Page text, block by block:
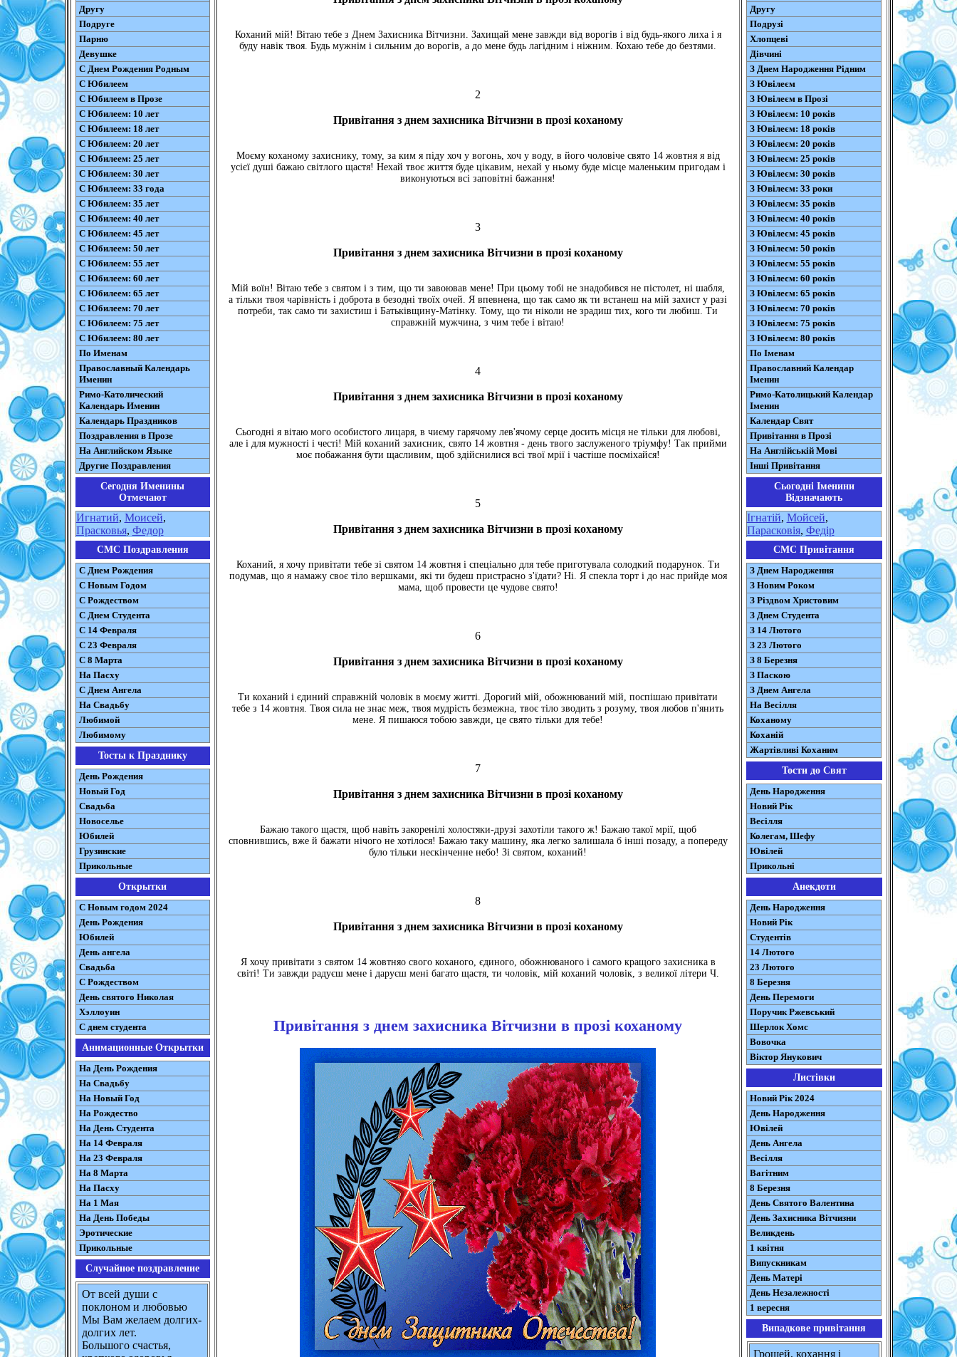
Другу
Подруге
Парню
Девушке
С Днем Рождения Родным
С Юбилеем
С Юбилеем в Прозе
С Юбилеем: 10 лет
С Юбилеем: 18 лет
С Юбилеем: 20 лет
С Юбилеем: 25 лет
С Юбилеем: 30 лет
С Юбилеем: 33 года
С Юбилеем: 35 лет
С Юбилеем: 40 лет
С Юбилеем: 45 лет
С Юбилеем: 50 лет
С Юбилеем: 55 лет
С Юбилеем: 60 лет
С Юбилеем: 65 лет
С Юбилеем: 70 лет
С Юбилеем: 75 лет
С Юбилеем: 80 лет
По Именам
Православный Календарь
Именин
Римо-Католический
Календарь Именин
Календарь Праздников
Поздравления в Прозе
На Английском Языке
Другие Поздравления
Сегодня Именины
Отмечают
Игнатий, Моисей,
Прасковья, Федор
СМС Поздравления
С Днем Рождения
С Новым Годом
С Рождеством
C Днем Студента
С 14 Февраля
С 23 Февраля
С 8 Марта
На Пасху
C Днем Ангела
На Свадьбу
Любимой
Любимому
Тосты к Празднику
День Рождения
Новый Год
Свадьба
Новоселье
Юбилей
Грузинские
Прикольные
Открытки
С Новым годом 2024
День Рождения
Юбилей
День ангела
Свадьба
С Рождеством
День святого Николая
Хэллоуин
С днем студента
Анимационные Открытки
На День Рождения
На Свадьбу
На Новый Год
На Рождество
На День Студента
На 14 Февраля
На 23 Февраля
На 8 Марта
На Пасху
На 1 Мая
На День Победы
Эротические
Прикольные
Случайное поздравление
От всей души с
поклоном и любовью
Мы Вам желаем долгих-
долгих лет.
Большого счастья,
Коханий мій! Вітаю тебе з Днем Захисника Вітчизни. Захищай мене завжди від ворогів і від будь-якого лиха і я
буду навік твоя. Будь мужнім і сильним до ворогів, а до мене будь лагідним і ніжним. Кохаю тебе до безтями.
2
Привітання з днем захисника Вітчизни в прозі коханому
Моєму коханому захиснику, тому, за ким я піду хоч у вогонь, хоч у воду, в його чоловіче свято 14 жовтня я від
усієї душі бажаю світлого щастя! Нехай твоє життя буде цікавим, нехай у ньому буде місце маленьким пригодам і
виконуються всі заповітні бажання!
3
Привітання з днем захисника Вітчизни в прозі коханому
Мій воїн! Вітаю тебе з святом і з тим, що ти завоював мене! При цьому тобі не знадобився не пістолет, ні шабля,
а тільки твоя чарівність і доброта в безодні твоїх очей. Я впевнена, що так само як ти встанеш на мій захист у разі
потреби, так само ти захистиш і Батьківщину-Матінку. Тому, що ти ніколи не зрадиш тих, кого ти любиш. Ти
справжній мужчина, з чим тебе і вітаю!
4
Привітання з днем захисника Вітчизни в прозі коханому
Сьогодні я вітаю мого особистого лицаря, в чиєму гарячому лев'ячому серце досить місця не тільки для любові,
але і для мужності і честі! Мій коханий захисник, свято 14 жовтня - день твого заслуженого тріумфу! Так прийми
моє побажання бути щасливим, щоб здійснилися всі твої мрії і частіше посміхайся!
5
Привітання з днем захисника Вітчизни в прозі коханому
Коханий, я хочу привітати тебе зі святом 14 жовтня і спеціально для тебе приготувала солодкий подарунок. Ти
подумав, що я намажу своє тіло вершками, які ти будеш пристрасно з'їдати? Ні. Я спекла торт і до нас прийде моя
мама, щоб провести це чудове свято!
6
Привітання з днем захисника Вітчизни в прозі коханому
Ти коханий і єдиний справжній чоловік в моєму житті. Дорогий мій, обожнюваний мій, поспішаю привітати
тебе з 14 жовтня. Твоя сила не знає меж, твоя мудрість безмежна, твоє тіло зводить з розуму, твоя любов п'янить
мене. Я пишаюся тобою завжди, це свято тільки для тебе!
7
Привітання з днем захисника Вітчизни в прозі коханому
Бажаю такого щастя, щоб навіть закоренілі холостяки-друзі захотіли такого ж! Бажаю такої мрії, щоб
сповнившись, вже й бажати нічого не хотілося! Бажаю таку машину, яка легко залишала б інші позаду, а попереду
було тільки нескінченне небо! Зі святом, коханий!
8
Привітання з днем захисника Вітчизни в прозі коханому
Я хочу привітати з святом 14 жовтняо свого коханого, єдиного, обожнюваного і самого кращого захисника в
світі! Ти завжди радуєш мене і даруєш мені багато щастя, ти чоловік, мій коханий чоловік, з великої літери Ч.
Привітання з днем захисника Вітчизни в прозі коханому
Другу
Подрузі
Хлопцеві
Дівчині
З Днем Народження Рідним
З Ювілеєм
З Ювілеєм в Прозі
З Ювілеєм: 10 років
З Ювілеєм: 18 років
З Ювілеєм: 20 років
З Ювілеєм: 25 років
З Ювілеєм: 30 років
З Ювілеєм: 33 роки
З Ювілеєм: 35 років
З Ювілеєм: 40 років
З Ювілеєм: 45 років
З Ювілеєм: 50 років
З Ювілеєм: 55 років
З Ювілеєм: 60 років
З Ювілеєм: 65 років
З Ювілеєм: 70 років
З Ювілеєм: 75 років
З Ювілеєм: 80 років
По Іменам
Православний Календар
Іменин
Римо-Католицький Календар
Іменин
Календар Свят
Привітання в Прозі
На Англійській Мові
Інші Привітання
Сьогодні Іменини
Відзначають
Ігнатій, Мойсей,
Парасковія, Федір
СМС Привітання
З Днем Народження
З Новим Роком
З Різдвом Христовим
З Днем Студента
З 14 Лютого
З 23 Лютого
З 8 Березня
З Паскою
З Днем Ангела
На Весілля
Коханому
Коханій
Жартівливі Коханим
Тости до Свят
День Народження
Новий Рік
Весілля
Колегам, Шефу
Ювілей
Прикольні
Анекдоти
День Народження
Новий Рік
Студентів
14 Лютого
23 Лютого
8 Березня
День Перемоги
Поручик Ржевський
Шерлок Хомс
Вовочка
Віктор Янукович
Листівки
Новий Рік 2024
День Народження
Ювілей
День Ангела
Весілля
Вагітним
8 Березня
День Святого Валентина
День Захисника Вітчизни
Великдень
1 квітня
Випускникам
День Матері
День Незалежності
1 вересня
Випадкове привітання
Грошей, кохання і